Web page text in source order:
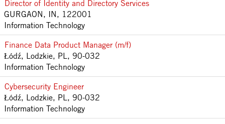
Director of Identity and Directory Services
GURGAON, IN, 122001
Information Technology
Finance Data Product Manager (m/f)
Łódź, Lodzkie, PL, 90-032
Information Technology
Cybersecurity Engineer
Łódź, Lodzkie, PL, 90-032
Information Technology